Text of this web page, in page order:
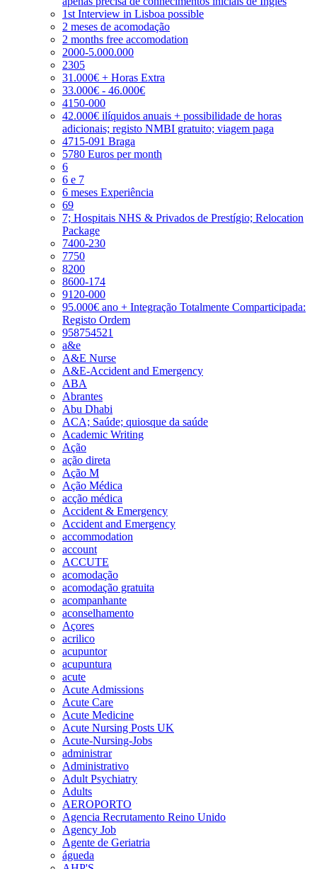
1st Interview in Lisboa possible
2 meses de acomodação
2 months free accomodation
2000-5.000.000
2305
31.000€ + Horas Extra
33.000€ - 46.000€
4150-000
42.000€ ilíquidos anuais + possibilidade de horas
adicionais; registo NMBI gratuito; viagem paga
4715-091 Braga
5780 Euros per month
6
6 e 7
6 meses Experiência
69
7; Hospitais NHS & Privados de Prestígio; Relocation
Package
7400-230
7750
8200
8600-174
9120-000
95.000€ ano + Integração Totalmente Comparticipada:
Registo Ordem
958754521
a&e
A&E Nurse
A&E-Accident and Emergency
ABA
Abrantes
Abu Dhabi
ACA; Saúde; quiosque da saúde
Academic Writing
Ação
ação direta
Ação M
Ação Médica
acção médica
Accident & Emergency
Accident and Emergency
accommodation
account
ACCUTE
acomodação
acomodação gratuita
acompanhante
aconselhamento
Açores
acrilico
acupuntor
acupuntura
acute
Acute Admissions
Acute Care
Acute Medicine
Acute Nursing Posts UK
Acute-Nursing-Jobs
administrar
Administrativo
Adult Psychiatry
Adults
AEROPORTO
Agencia Recrutamento Reino Unido
Agency Job
Agente de Geriatria
águeda